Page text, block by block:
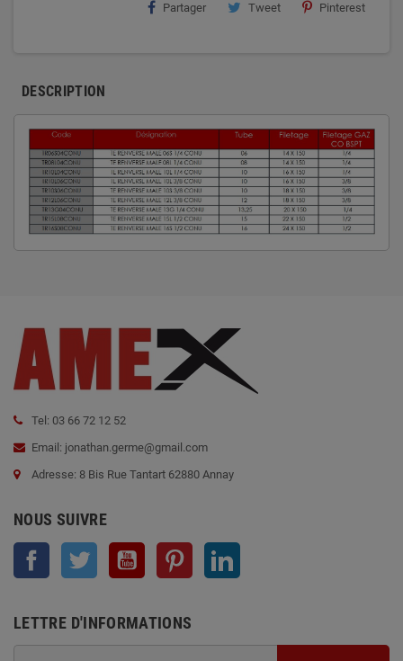
Partager Tweet Pinterest
DESCRIPTION
Tel: 03 66 72 12 52
Email: jonathan.germe@gmail.com
Adresse: 8 Bis Rue Tantart 62880 Annay
NOUS SUIVRE
Facebook Twitter YouTube Pinterest
LETTRE D'INFORMATIONS